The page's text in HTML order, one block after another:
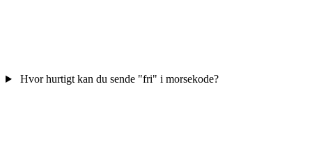
Hvor hurtigt kan du sende "fri" i morsekode?